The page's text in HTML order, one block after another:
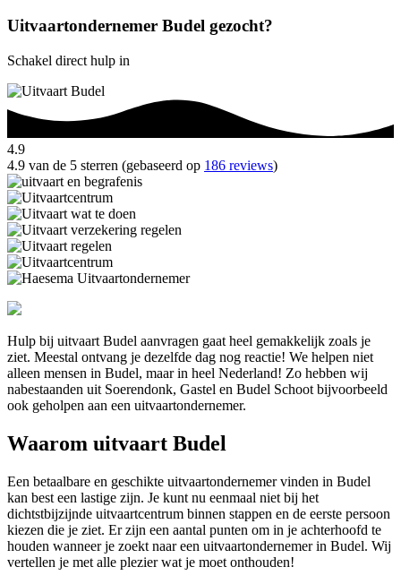
Uitvaartondernemer Budel gezocht?
Schakel direct hulp in
4.9
4.9 van de 5 sterren (gebaseerd op 186 reviews)
Hulp bij uitvaart Budel aanvragen gaat heel gemakkelijk zoals je
ziet. Meestal ontvang je dezelfde dag nog reactie! We helpen niet
alleen mensen in Budel, maar in heel Nederland! Zo hebben wij
nabestaanden uit Soerendonk, Gastel en Budel Schoot bijvoorbeeld
ook geholpen aan een uitvaartondernemer.
Waarom uitvaart Budel
Een betaalbare en geschikte uitvaartondernemer vinden in Budel
kan best een lastige zijn. Je kunt nu eenmaal niet bij het
dichtstbijzijnde uitvaartcentrum binnen stappen en de eerste persoon
kiezen die je ziet. Er zijn een aantal punten om in je achterhoofd te
houden wanneer je zoekt naar een uitvaartondernemer in Budel. Wij
vertellen je met alle plezier wat je moet onthouden!